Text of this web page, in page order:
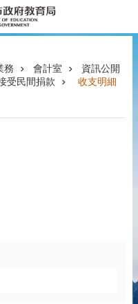
務 會計室
資訊公開
受民間捐款
收支明細